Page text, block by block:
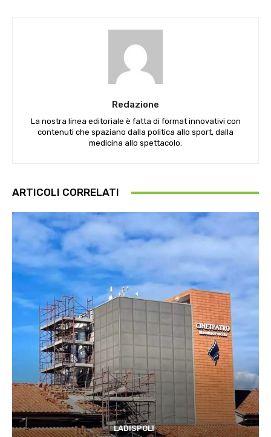
Redazione
La nostra linea editoriale è fatta di format innovativi con
contenuti che spaziano dalla politica allo sport, dalla
medicina allo spettacolo.
ARTICOLI CORRELATI
LADISPOLI